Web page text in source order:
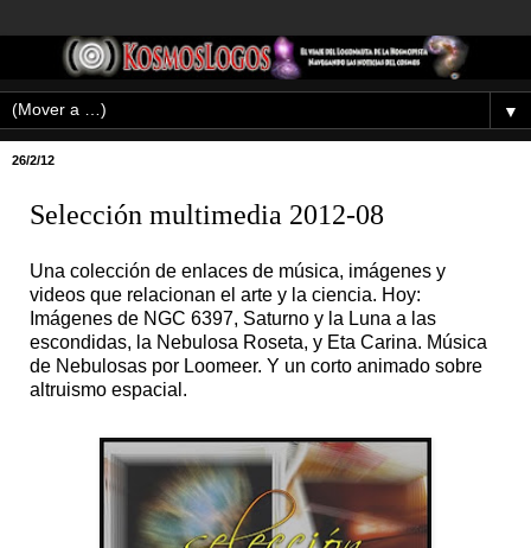
▼
26/2/12
Selección multimedia 2012-08
Una colección de enlaces de música, imágenes y
videos que relacionan el arte y la ciencia. Hoy:
Imágenes de NGC 6397, Saturno y la Luna a las
escondidas, la Nebulosa Roseta, y Eta Carina. Música
de Nebulosas por Loomeer. Y un corto animado sobre
altruismo espacial.